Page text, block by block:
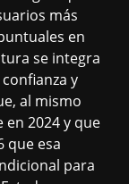
más
en
se integra
y
al mismo
2024 y que
que esa
para